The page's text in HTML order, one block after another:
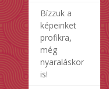
Bízzuk a
képeinket
profikra,
még
nyaraláskor
is!